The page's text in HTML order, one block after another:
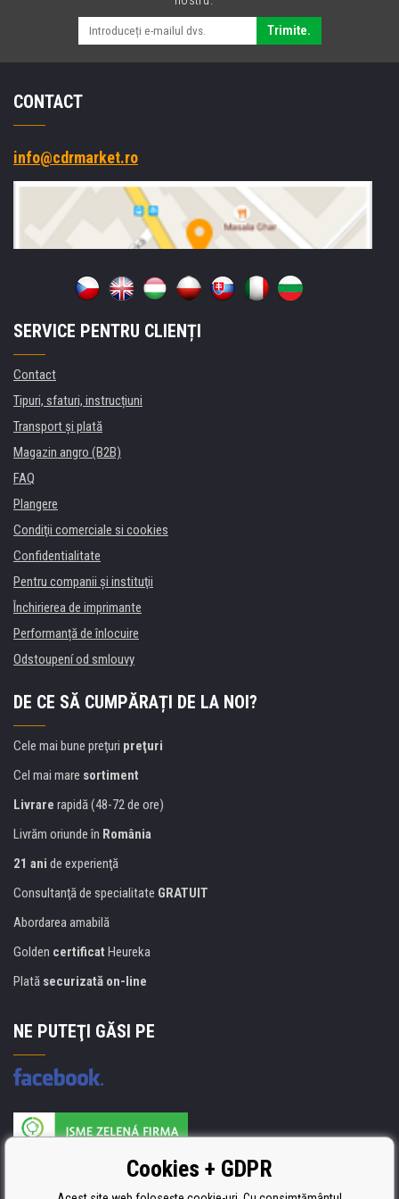
Trimite.
CONTACT
info@cdrmarket.ro
SERVICE PENTRU CLIENȚI
Contact
Tipuri, sfaturi, instrucțiuni
Transport şi plată
Magazin angro (B2B)
FAQ
Plangere
Condiţii comerciale si cookies
Confidentialitate
Pentru companii și instituţii
Închirierea de imprimante
Performanță de înlocuire
Odstoupení od smlouvy
DE CE SĂ CUMPĂRAȚI DE LA NOI?
Cele mai bune preţuri preţuri
Cel mai mare sortiment
Livrare rapidă (48-72 de ore)
Livrăm oriunde în România
21 ani de experienţă
Consultanţă de specialitate GRATUIT
Abordarea amabilă
Golden certificat Heureka
Plată securizată on-line
NE PUTEŢI GĂSI PE
Producătorul umpluturii de rezervă este certificat
ISO 9001, ISO 14001 şi STMC.Cookies + GDPR